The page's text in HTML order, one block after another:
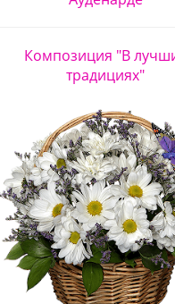
Композиция "В
традициях"